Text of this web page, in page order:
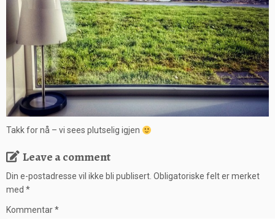
Takk for nå – vi sees plutselig igjen
Leave a comment
Din e-postadresse vil ikke bli publisert. Obligatoriske felt er merket
med *
Kommentar*